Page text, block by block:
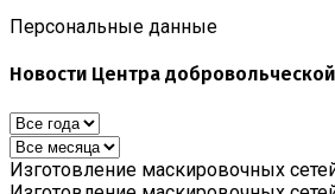
Персональные данные
Новости Центра
Изготовление маскировочных